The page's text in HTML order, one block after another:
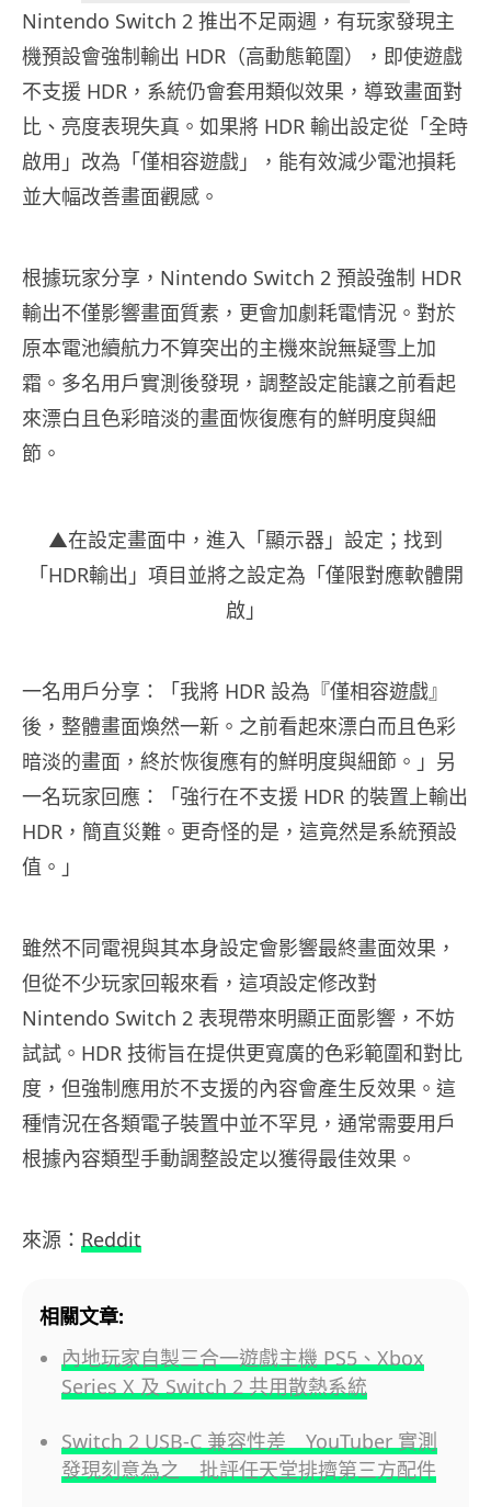
Nintendo Switch 2 推出不足兩週，有玩家發現主
機預設會強制輸出 HDR（高動態範圍），即使遊戲
不支援 HDR，系統仍會套用類似效果，導致畫面對
比、亮度表現失真。如果將 HDR 輸出設定從「全時
啟用」改為「僅相容遊戲」，能有效減少電池損耗
並大幅改善畫面觀感。
根據玩家分享，Nintendo Switch 2 預設強制 HDR
輸出不僅影響畫面質素，更會加劇耗電情況。對於
原本電池續航力不算突出的主機來說無疑雪上加
霜。多名用戶實測後發現，調整設定能讓之前看起
來漂白且色彩暗淡的畫面恢復應有的鮮明度與細
節。
▲在設定畫面中，進入「顯示器」設定；找到
「HDR輸出」項目並將之設定為「僅限對應軟體開
啟」
一名用戶分享：「我將 HDR 設為『僅相容遊戲』
後，整體畫面煥然一新。之前看起來漂白而且色彩
暗淡的畫面，終於恢復應有的鮮明度與細節。」另
一名玩家回應：「強行在不支援 HDR 的裝置上輸出
HDR，簡直災難。更奇怪的是，這竟然是系統預設
值。」
雖然不同電視與其本身設定會影響最終畫面效果，
但從不少玩家回報來看，這項設定修改對
Nintendo Switch 2 表現帶來明顯正面影響，不妨
試試。HDR 技術旨在提供更寬廣的色彩範圍和對比
度，但強制應用於不支援的內容會產生反效果。這
種情況在各類電子裝置中並不罕見，通常需要用戶
根據內容類型手動調整設定以獲得最佳效果。
來源： Reddit
相關文章:
內地玩家自製三合一遊戲主機 PS5、Xbox
Series X 及 Switch 2 共用散熱系統
Switch 2 USB-C 兼容性差 YouTuber 實測
發現刻意為之 批評任天堂排擠第三方配件